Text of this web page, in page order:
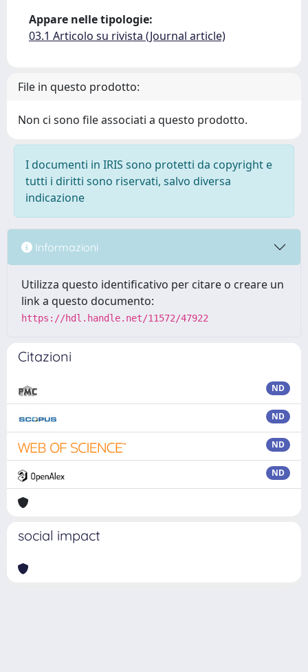
Appare nelle tipologie:
03.1 Articolo su rivista (Journal article)
File in questo prodotto:
Non ci sono file associati a questo prodotto.
I documenti in IRIS sono protetti da copyright e
tutti i diritti sono riservati, salvo diversa
indicazione
Informazioni
Utilizza questo identificativo per citare o creare un
link a questo documento:
https://hdl.handle.net/11572/47922
Citazioni
ND
ND
ND
ND
social impact